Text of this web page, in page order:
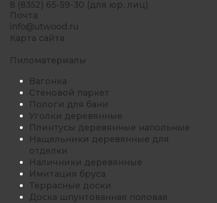
8 (8352) 65-59-30 (для юр. лиц)
Почта
info@utwood.ru
Карта сайта
Пиломатериалы
Вагонка
Стеновой паркет
Пологи для бани
Уголки деревянные
Плинтусы деревянные напольные
Нащельники деревянные для
отделки
Наличники деревянные
Имитация бруса
Террасные доски
Доска шпунтованная половая